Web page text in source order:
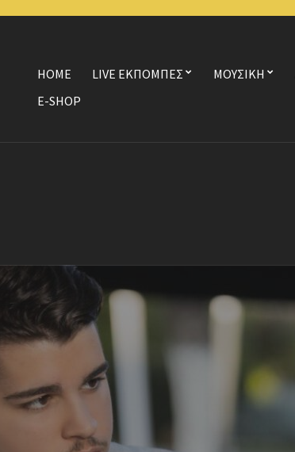
HOME LIVE ΕΚΠΟΜΠΕΣ ΜΟΥΣΙΚΗ
E-SHOP